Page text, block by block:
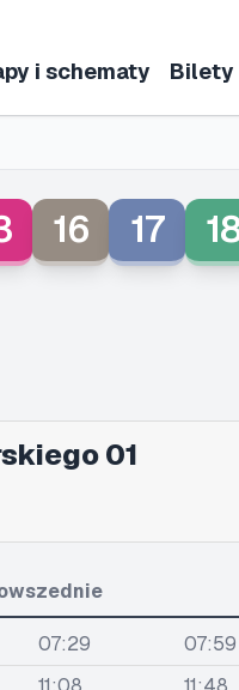
i schematy Bilety
16 17
01
07:29 07:59